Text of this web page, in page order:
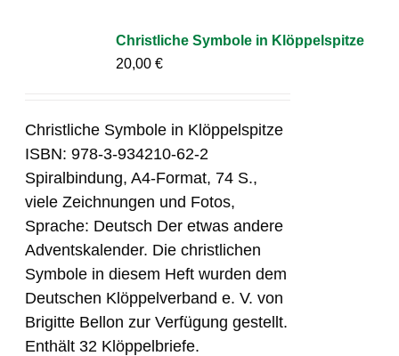
Christliche Symbole in Klöppelspitze
20,00€
Christliche Symbole in Klöppelspitze
ISBN: 978-3-934210-62-2
Spiralbindung, A4-Format, 74 S.,
viele Zeichnungen und Fotos,
Sprache: Deutsch Der etwas andere
Adventskalender. Die christlichen
Symbole in diesem Heft wurden dem
Deutschen Klöppelverband e. V. von
Brigitte Bellon zur Verfügung gestellt.
Enthält 32 Klöppelbriefe.